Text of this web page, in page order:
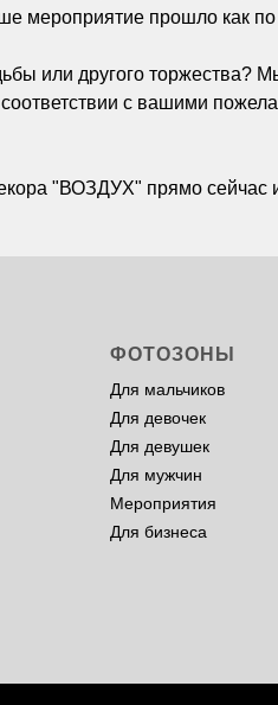
мероприятие прошло как по
или другого торжества?
с вашими
"ВОЗДУХ" прямо сейчас и
ФОТОЗОНЫ
Для мальчиков
Для девочек
Для девушек
Для мужчин
Мероприятия
Для бизнеса